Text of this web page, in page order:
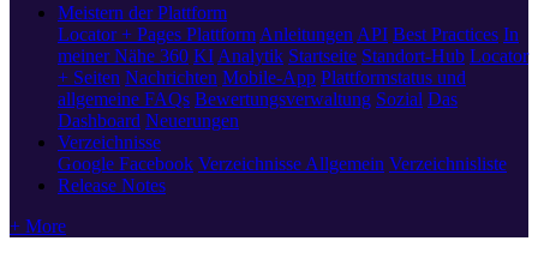
Meistern der Plattform
Locator + Pages Plattform Anleitungen API Best Practices In
meiner Nähe 360 KI Analytik Startseite Standort-Hub Locator
+ Seiten Nachrichten Mobile-App Plattformstatus und
allgemeine FAQs Bewertungsverwaltung Sozial Das
Dashboard Neuerungen
Verzeichnisse
Google Facebook Verzeichnisse Allgemein Verzeichnisliste
Release Notes
+ More